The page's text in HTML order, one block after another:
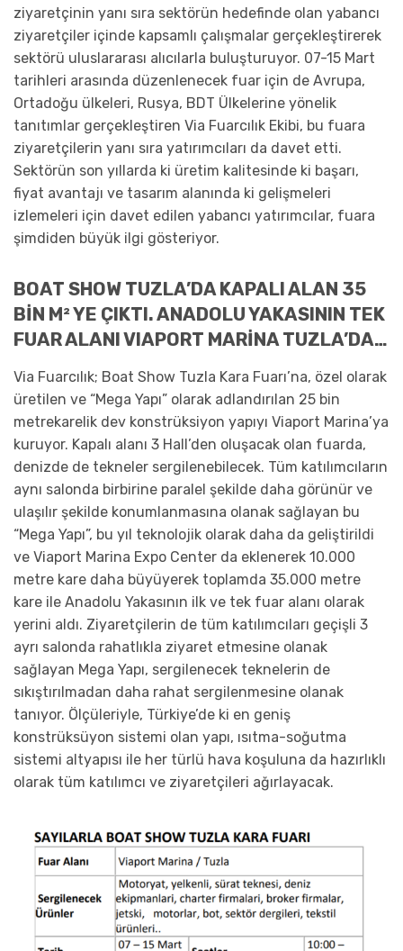
ziyaretçinin yanı sıra sektörün hedefinde olan yabancı
ziyaretçiler içinde kapsamlı çalışmalar gerçekleştirerek
sektörü uluslararası alıcılarla buluşturuyor. 07-15 Mart
tarihleri arasında düzenlenecek fuar için de Avrupa,
Ortadoğu ülkeleri, Rusya, BDT Ülkelerine yönelik
tanıtımlar gerçekleştiren Via Fuarcılık Ekibi, bu fuara
ziyaretçilerin yanı sıra yatırımcıları da davet etti.
Sektörün son yıllarda ki üretim kalitesinde ki başarı,
fiyat avantajı ve tasarım alanında ki gelişmeleri
izlemeleri için davet edilen yabancı yatırımcılar, fuara
şimdiden büyük ilgi gösteriyor.
BOAT SHOW TUZLA’DA KAPALI ALAN 35
BİN M² YE ÇIKTI. ANADOLU YAKASININ TEK
FUAR ALANI VIAPORT MARİNA TUZLA’DA…
Via Fuarcılık; Boat Show Tuzla Kara Fuarı’na, özel olarak
üretilen ve “Mega Yapı” olarak adlandırılan 25 bin
metrekarelik dev konstrüksiyon yapıyı Viaport Marina’ya
kuruyor. Kapalı alanı 3 Hall’den oluşacak olan fuarda,
denizde de tekneler sergilenebilecek. Tüm katılımcıların
aynı salonda birbirine paralel şekilde daha görünür ve
ulaşılır şekilde konumlanmasına olanak sağlayan bu
“Mega Yapı”, bu yıl teknolojik olarak daha da geliştirildi
ve Viaport Marina Expo Center da eklenerek 10.000
metre kare daha büyüyerek toplamda 35.000 metre
kare ile Anadolu Yakasının ilk ve tek fuar alanı olarak
yerini aldı. Ziyaretçilerin de tüm katılımcıları geçişli 3
ayrı salonda rahatlıkla ziyaret etmesine olanak
sağlayan Mega Yapı, sergilenecek teknelerin de
sıkıştırılmadan daha rahat sergilenmesine olanak
tanıyor. Ölçüleriyle, Türkiye’de ki en geniş
konstrüksüyon sistemi olan yapı, ısıtma-soğutma
sistemi altyapısı ile her türlü hava koşuluna da hazırlıklı
olarak tüm katılımcı ve ziyaretçileri ağırlayacak.